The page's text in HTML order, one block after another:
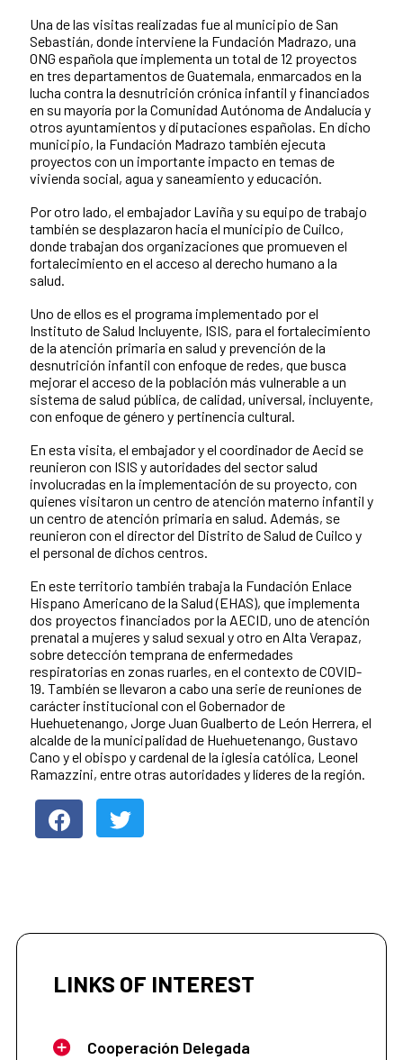
Una de las visitas realizadas fue al municipio de San
Sebastián, donde interviene la Fundación Madrazo, una
ONG española que implementa un total de 12 proyectos
en tres departamentos de Guatemala, enmarcados en la
lucha contra la desnutrición crónica infantil y financiados
en su mayoría por la Comunidad Autónoma de Andalucía y
otros ayuntamientos y diputaciones españolas. En dicho
municipio, la Fundación Madrazo también ejecuta
proyectos con un importante impacto en temas de
vivienda social, agua y saneamiento y educación.
Por otro lado, el embajador Laviña y su equipo de trabajo
también se desplazaron hacia el municipio de Cuilco,
donde trabajan dos organizaciones que promueven el
fortalecimiento en el acceso al derecho humano a la
salud.
Uno de ellos es el programa implementado por el
Instituto de Salud Incluyente, ISIS, para el fortalecimiento
de la atención primaria en salud y prevención de la
desnutrición infantil con enfoque de redes, que busca
mejorar el acceso de la población más vulnerable a un
sistema de salud pública, de calidad, universal, incluyente,
con enfoque de género y pertinencia cultural.
En esta visita, el embajador y el coordinador de Aecid se
reunieron con ISIS y autoridades del sector salud
involucradas en la implementación de su proyecto, con
quienes visitaron un centro de atención materno infantil y
un centro de atención primaria en salud. Además, se
reunieron con el director del Distrito de Salud de Cuilco y
el personal de dichos centros.
En este territorio también trabaja la Fundación Enlace
Hispano Americano de la Salud (EHAS), que implementa
dos proyectos financiados por la AECID, uno de atención
prenatal a mujeres y salud sexual y otro en Alta Verapaz,
sobre detección temprana de enfermedades
respiratorias en zonas ruarles, en el contexto de COVID-
19. También se llevaron a cabo una serie de reuniones de
carácter institucional con el Gobernador de
Huehuetenango, Jorge Juan Gualberto de León Herrera, el
alcalde de la municipalidad de Huehuetenango, Gustavo
Cano y el obispo y cardenal de la iglesia católica, Leonel
Ramazzini, entre otras autoridades y líderes de la región.
LINKS OF INTEREST
Cooperación Delegada